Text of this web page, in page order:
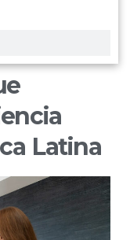
Latina